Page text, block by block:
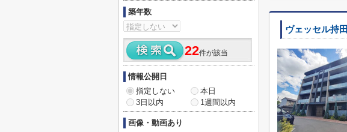
ヴェッセル持田
築年数
22件が該当
情報公開日
指定しない
本日
3日以内
1週間以内
画像・動画あり